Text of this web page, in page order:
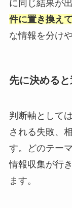
に同じ結果が
件に置き換え
な情報を分け
先に決める
判断軸として
される失敗、
す。どのテー
情報収集が行
ます。